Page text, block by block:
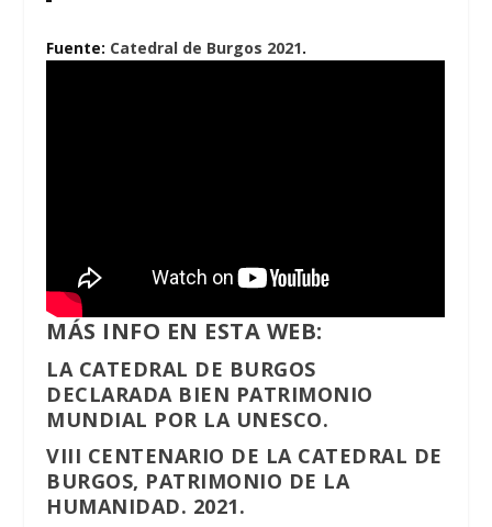
Fuente: Catedral de Burgos 2021.
MÁS INFO EN ESTA WEB:
LA CATEDRAL DE BURGOS
DECLARADA BIEN PATRIMONIO
MUNDIAL POR LA UNESCO.
VIII CENTENARIO DE LA CATEDRAL DE
BURGOS, PATRIMONIO DE LA
HUMANIDAD. 2021.